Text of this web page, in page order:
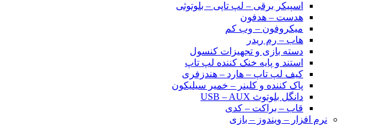
اسپیکر برقی – لپ تاپی – بلوتوثی
هدست – هدفون
میکروفون – وب کم
هاب – رم ریدر
دسته بازی و تجهیزات کنسول
استند و پایه خنک کننده لپ تاپ
کیف لپ تاپ – هارد – هندزفری
پاک کننده و کلینر – خمیر سیلیکون
دانگل بلوتوث USB – AUX
قاب – براکت – کدی
نرم افزار – ویندوز – بازی